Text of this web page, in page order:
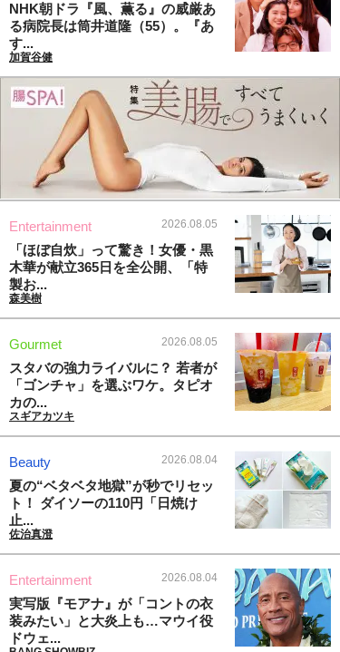
NHK朝ドラ『風、薫る』の威厳あ
る病院長は筒井道隆（55）。『あ
す...
加賀谷健
Entertainment 2026.08.05
「ほぼ自炊」って驚き！女優・黒
木華が献立365日を全公開、「特
製お...
森美樹
Gourmet 2026.08.05
スタバの強力ライバルに？ 若者が
「ゴンチャ」を選ぶワケ。タピオ
カの...
スギアカツキ
Beauty 2026.08.04
夏の“ベタベタ地獄”が秒でリセッ
ト！ ダイソーの110円「日焼け
止...
佐治真澄
Entertainment 2026.08.04
実写版『モアナ』が「コントの衣
装みたい」と大炎上も…マウイ役
ドウェ...